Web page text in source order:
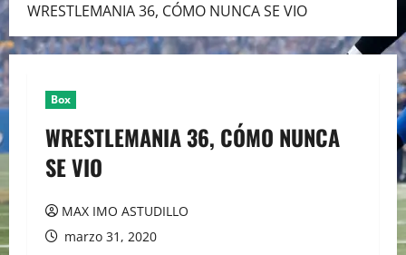
WRESTLEMANIA 36, CÓMO NUNCA SE VIO
Box
WRESTLEMANIA 36, CÓMO NUNCA
SE VIO
MAX IMO ASTUDILLO
marzo 31, 2020